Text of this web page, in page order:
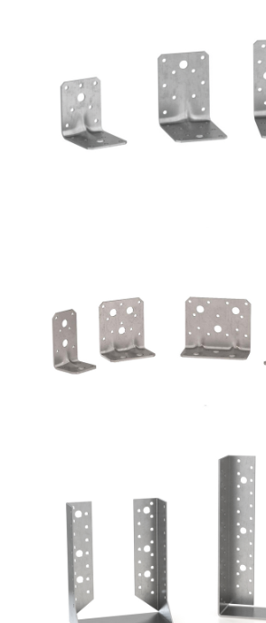
Angolari WBR
ROTHOBLAAS
Angolari WVS9050 +
ROTHOBLAAS
Scarpe metalliche
ROTHOBLAAS